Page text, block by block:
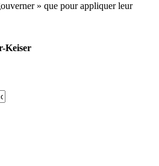
» que pour appliquer leur
Keiser